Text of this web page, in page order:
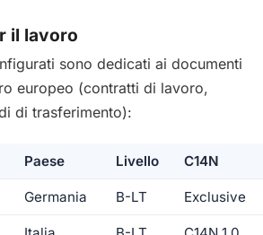
il lavoro
sono dedicati ai documenti
europeo (contratti di lavoro,
di trasferimento):
Paese Livello C14N
Germania B-LT Exclusive